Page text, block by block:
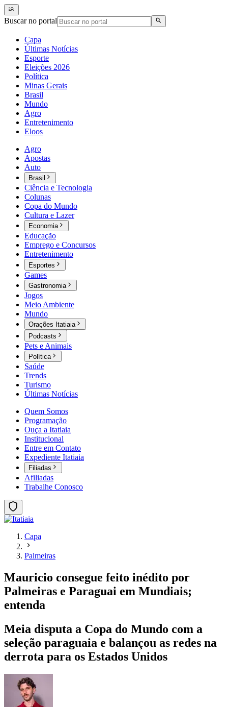
Buscar no portal
Capa
Últimas Notícias
Esporte
Eleições 2026
Política
Minas Gerais
Brasil
Mundo
Agro
Entretenimento
Eloos
Agro
Apostas
Auto
Brasil
Ciência e Tecnologia
Colunas
Copa do Mundo
Cultura e Lazer
Economia
Educação
Emprego e Concursos
Entretenimento
Esportes
Games
Gastronomia
Jogos
Meio Ambiente
Mundo
Orações Itatiaia
Podcasts
Pets e Animais
Política
Saúde
Trends
Turismo
Últimas Notícias
Quem Somos
Programação
Ouça a Itatiaia
Institucional
Entre em Contato
Expediente Itatiaia
Filiadas
Afiliadas
Trabalhe Conosco
Capa
Palmeiras
Mauricio consegue feito inédito por
Palmeiras e Paraguai em Mundiais;
entenda
Meia disputa a Copa do Mundo com a
seleção paraguaia e balançou as redes na
derrota para os Estados Unidos